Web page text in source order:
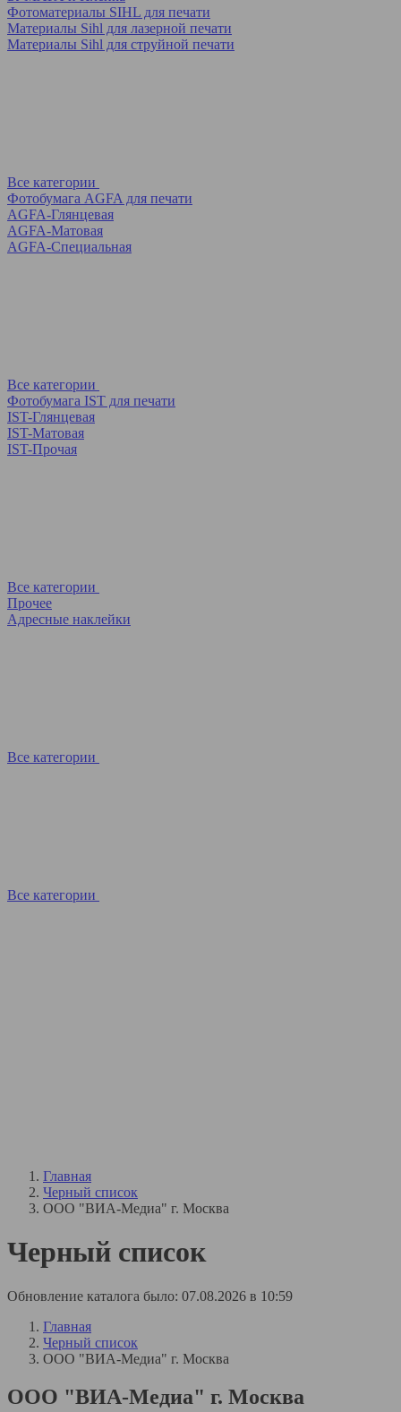
Фотоматериалы SIHL для печати
Материалы Sihl для лазерной печати
Материалы Sihl для струйной печати
Все категории
Фотобумага AGFA для печати
AGFA-Глянцевая
AGFA-Матовая
AGFA-Специальная
Все категории
Фотобумага IST для печати
IST-Глянцевая
IST-Матовая
IST-Прочая
Все категории
Прочее
Адресные наклейки
Все категории
Все категории
Главная
Черный список
ООО "ВИА-Медиа" г. Москва
Черный список
Обновление каталога было: 07.08.2026 в 10:59
Главная
Черный список
ООО "ВИА-Медиа" г. Москва
ООО "ВИА-Медиа" г. Москва